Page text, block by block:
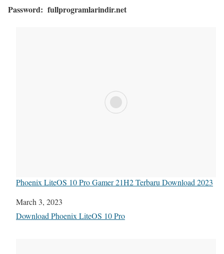
Password: fullprogramlarindir.net
Phoenix LiteOS 10 Pro Gamer 21H2 Terbaru Download 2023
Date
March 3, 2023
In relation to
Download Phoenix LiteOS 10 Pro